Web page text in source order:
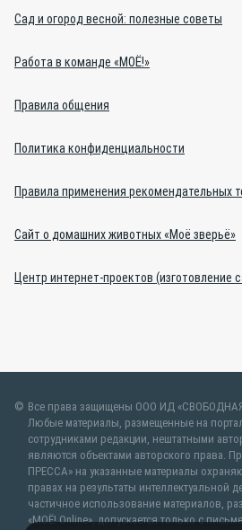
Сад и огород весной: полезные советы
Работа в команде «МОЁ!»
Правила общения
Политика конфиденциальности
Правила применения рекомендательных
Сайт о домашних животных «Моё зверьё»
Центр интернет-проектов (изготовление
Все права защищены ООО ИД «СВОБОДНАЯ
Любые материалы, размещенные на
сотрудниками редакции, нештатными
являются объектами авторского права.
ПРЕССА» на указанные материалы
правах на результаты интеллектуальной
частичное использование материалов,
«МОЁ! Online», допускается только с